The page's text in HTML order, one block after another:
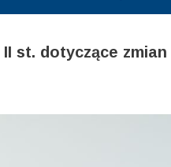
st. dotyczące zmian